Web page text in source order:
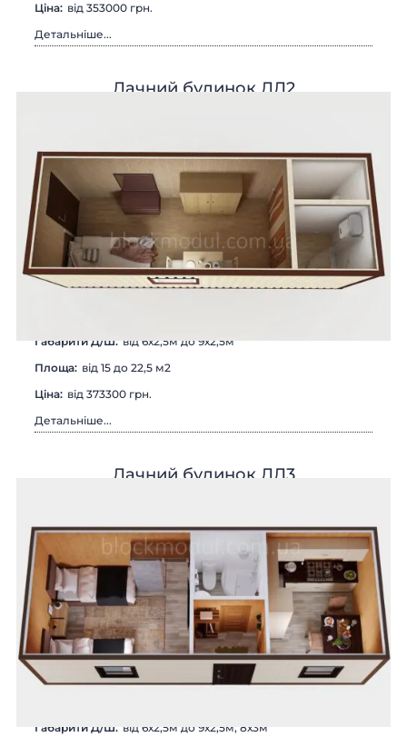
Цiна: від 353000 грн.
Детальніше...
Дачний будинок ДД2
Габарити Д/Ш: від 6х2,5м до 9х2,5м
Площа: від 15 до 22,5 м2
Цiна: від 373300 грн.
Детальніше...
Дачний будинок ДД3
Габарити Д/Ш: від 6х2,5м до 9х2,5м, 8х3м